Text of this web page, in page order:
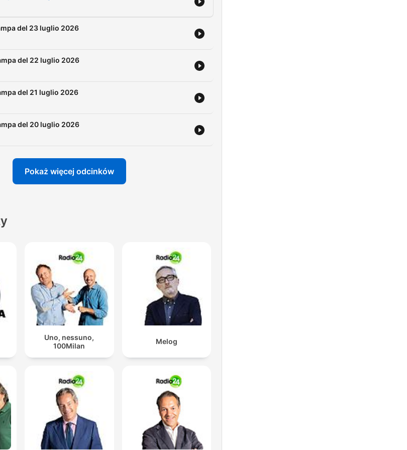
del 23 luglio 2026
del 22 luglio 2026
del 21 luglio 2026
del 20 luglio 2026
Pokaż więcej odcinków
Uno, nessuno,
100Milan
Melog